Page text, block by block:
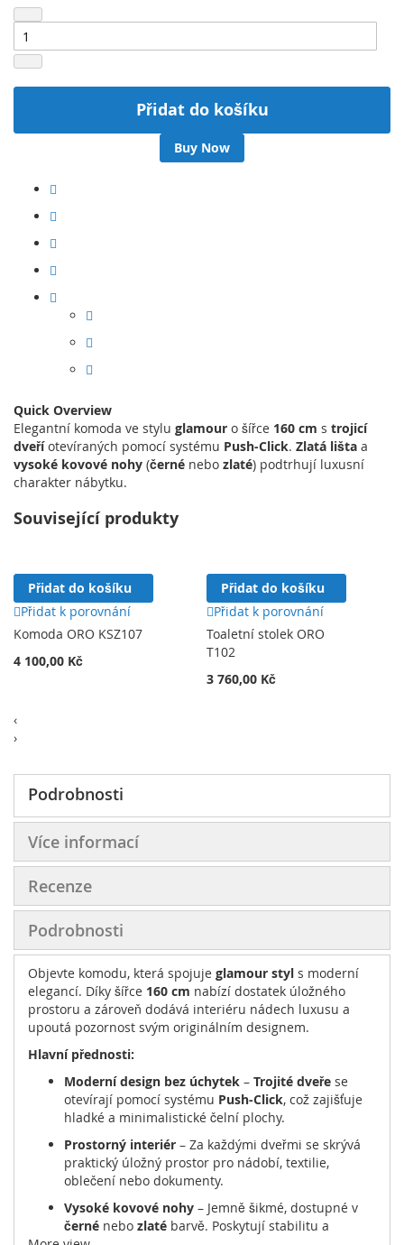
Přidat do košíku
Buy Now
Quick Overview
Elegantní komoda ve stylu glamour o šířce 160 cm s trojicí
dveříotevíraných pomocí systému Push-Click. Zlatá lišta a
vysoké kovové nohy (černé nebo zlaté) podtrhují luxusní
charakter nábytku.
Související produkty
Přidat do košíku
Přidat k porovnání
Komoda ORO KSZ107
4 100,00 Kč
Přidat do košíku
Přidat k porovnání
Toaletní stolek ORO
T102
3 760,00 Kč
‹
›
Podrobnosti
Více informací
Recenze
Podrobnosti
Objevte komodu, která spojuje glamour styl s moderní
elegancí. Díky šířce 160 cm nabízí dostatek úložného
prostoru a zároveň dodává interiéru nádech luxusu a
upoutá pozornost svým originálním designem.
Hlavní přednosti:
Moderní design bez úchytek – Trojité dveře se
otevírají pomocí systému Push-Click, což zajišťuje
hladké a minimalistické čelní plochy.
Prostorný interiér – Za každými dveřmi se skrývá
praktický úložný prostor pro nádobí, textilie,
oblečení nebo dokumenty.
Vysoké kovové nohy – Jemně šikmé, dostupné v
černé nebo zlaté barvě. Poskytují stabilitu a